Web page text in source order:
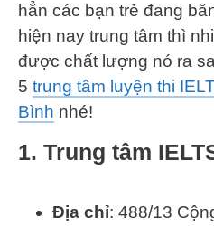
hẳn các bạn trẻ đang
hiện nay trung tâm thì
được chất lượng nó ra
5 trung tâm luyện thi
Bình nhé!
1. Trung tâm
Địa chỉ: 488/13